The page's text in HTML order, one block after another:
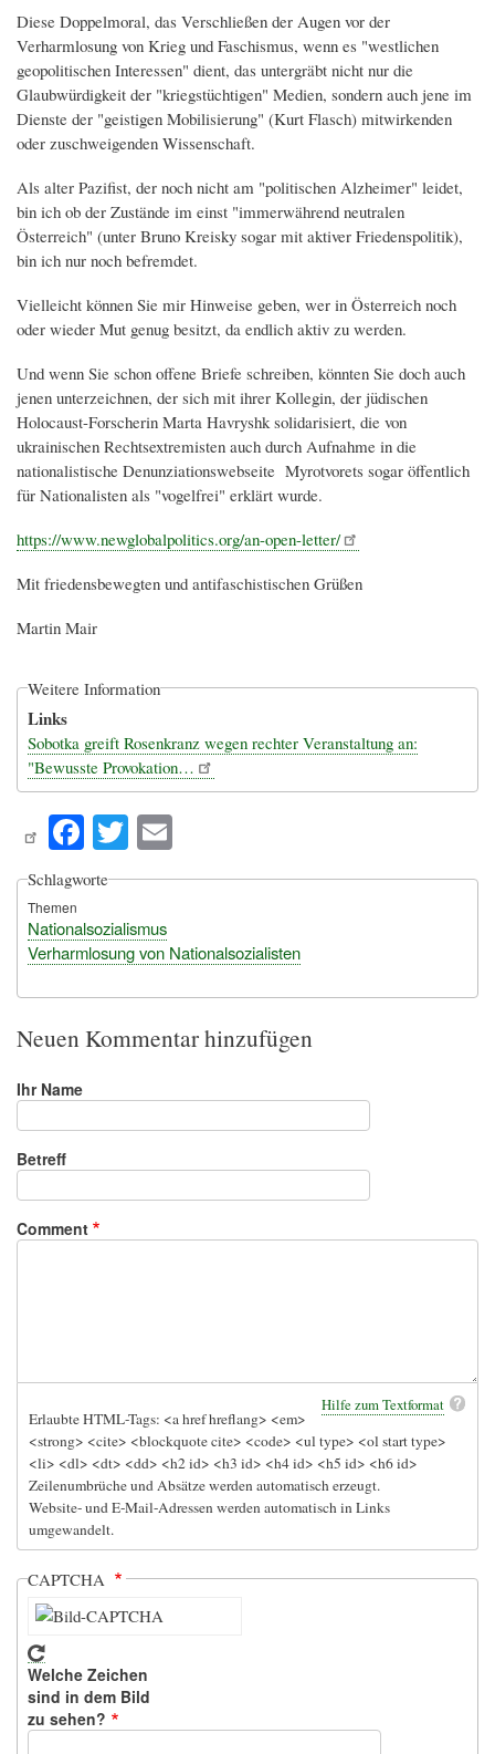
Diese Doppelmoral, das Verschließen der Augen vor der
Verharmlosung von Krieg und Faschismus, wenn es "westlichen
geopolitischen Interessen" dient, das untergräbt nicht nur die
Glaubwürdigkeit der "kriegstüchtigen" Medien, sondern auch jene im
Dienste der "geistigen Mobilisierung" (Kurt Flasch) mitwirkenden
oder zuschweigenden Wissenschaft.
Als alter Pazifist, der noch nicht am "politischen Alzheimer" leidet,
bin ich ob der Zustände im einst "immerwährend neutralen
Österreich" (unter Bruno Kreisky sogar mit aktiver Friedenspolitik),
bin ich nur noch befremdet.
Vielleicht können Sie mir Hinweise geben, wer in Österreich noch
oder wieder Mut genug besitzt, da endlich aktiv zu werden.
Und wenn Sie schon offene Briefe schreiben, könnten Sie doch auch
jenen unterzeichnen, der sich mit ihrer Kollegin, der jüdischen
Holocaust-Forscherin Marta Havryshk solidarisiert, die von
ukrainischen Rechtsextremisten auch durch Aufnahme in die
nationalistische Denunziationswebseite Myrotvorets sogar öffentlich
für Nationalisten als "vogelfrei" erklärt wurde.
https://www.newglobalpolitics.org/an-open-letter/
Mit friedensbewegten und antifaschistischen Grüßen
Martin Mair
Weitere Information
Links
Sobotka greift Rosenkranz wegen rechter Veranstaltung an:
"Bewusste Provokation…
Fa
ce
bo
ok
T
wi
r
Schlagworte
Themen
Nationalsozialismus
Verharmlosung von Nationalsozialisten
Neuen Kommentar hinzufügen
Ihr Name
Betreff
Comment
Hilfe zum Textformat
Erlaubte HTML-Tags: <a href hreflang> <em>
<strong> <cite> <blockquote cite> <code> <ul type> <ol start type>
<li> <dl> <dt> <dd> <h2 id> <h3 id> <h4 id> <h5 id> <h6 id>
Zeilenumbrüche und Absätze werden automatisch erzeugt.
Website- und E-Mail-Adressen werden automatisch in Links
umgewandelt.
CAPTCHA
Welche Zeichen
sind in dem Bild
zu sehen?